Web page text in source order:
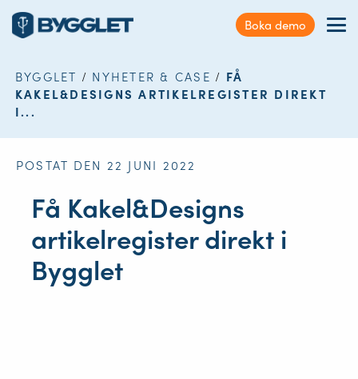
Nyheter & Case
Logga in
Boka demo
Sök
webbplatsen
BYGGLET / NYHETER & CASE / FÅ
KAKEL&DESIGNS ARTIKELREGISTER DIREKT
I...
POSTAT DEN 22 JUNI 2022
Få Kakel&Designs
artikelregister direkt i
Bygglet